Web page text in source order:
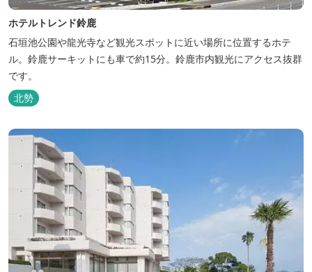
ホテルトレンド鈴鹿
石垣池公園や龍光寺など観光スポットに近い場所に位置するホテ
ル。鈴鹿サーキットにも車で約15分。鈴鹿市内観光にアクセス抜群
です。
北勢